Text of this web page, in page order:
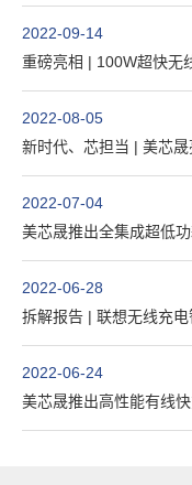
2022-09-14
重磅亮相 | 100W超快无
2022-08-05
新时代、芯担当 | 美芯
2022-07-04
美芯晟推出全集成超低
2022-06-28
拆解报告 | 联想无线充
2022-06-24
美芯晟推出高性能有线